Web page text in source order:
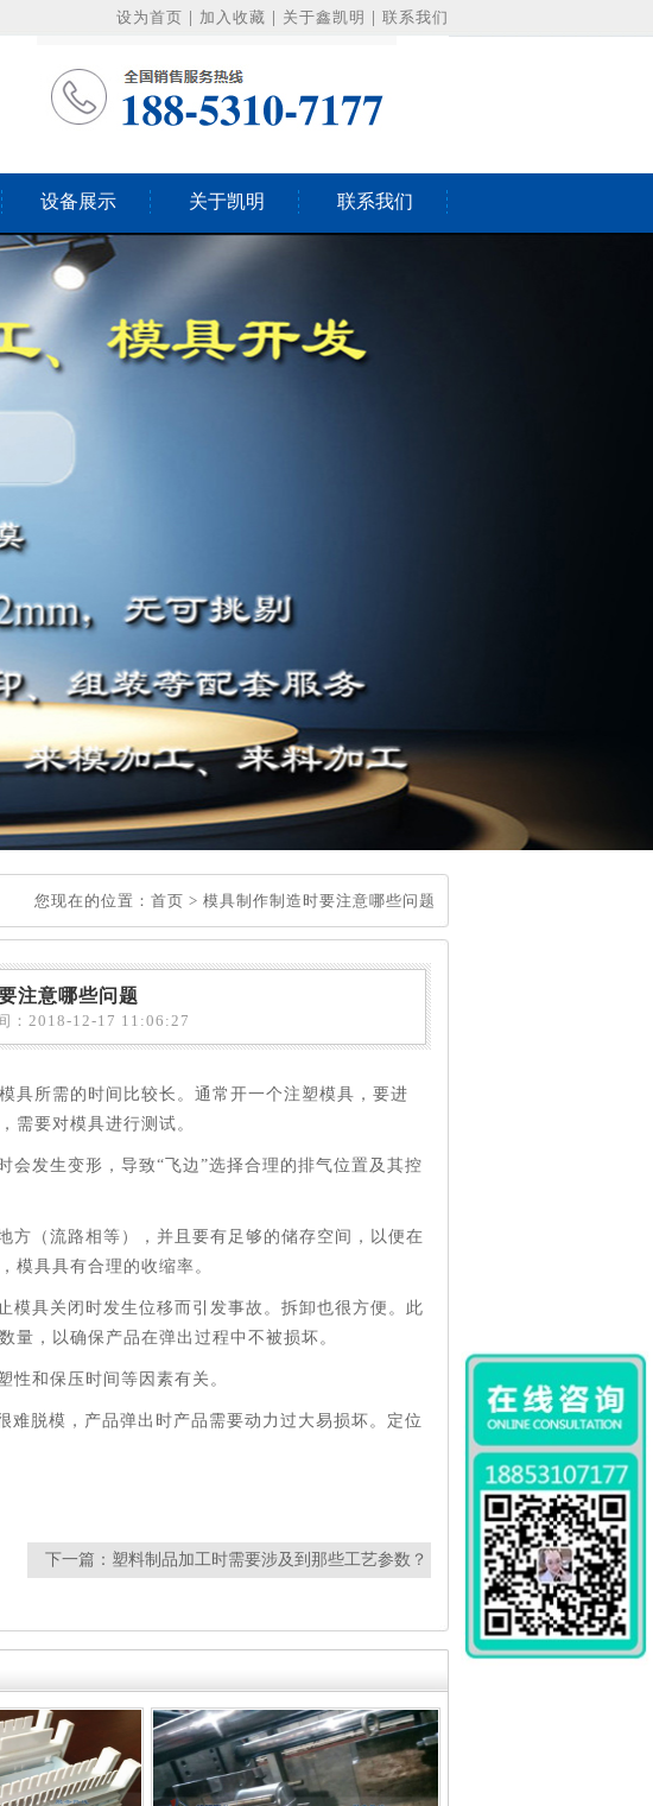
设为首页 加入收藏 关于鑫凯明 联系我们
设备展示 关于凯明 联系我们
您现在的位置： 首页 > 模具制作制造时要注意哪些问题
注意哪些问题
：2018-12-17 11:06:27
具所需的时间比较长。通常开一个注塑模具，要进
需要对模具进行测试。
发生变形，导致“飞边”选择合理的排气位置及其控
方（流路相等），并且要有足够的储存空间，以便在
模具具有合理的收缩率。
模具关闭时发生位移而引发事故。拆卸也很方便。此
量，以确保产品在弹出过程中不被损坏。
性和保压时间等因素有关。
难脱模，产品弹出时产品需要动力过大易损坏。定位
下一篇： 塑料制品加工时需要涉及到那些工艺参数？